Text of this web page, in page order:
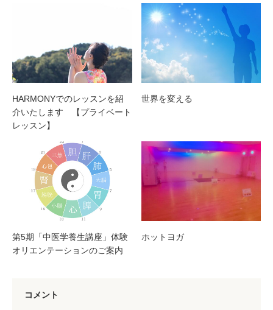
HARMONYでのレッスンを紹
介いたします 【プライベート
レッスン】
世界を変える
第5期「中医学養生講座」体験
オリエンテーションのご案内
ホットヨガ
コメント